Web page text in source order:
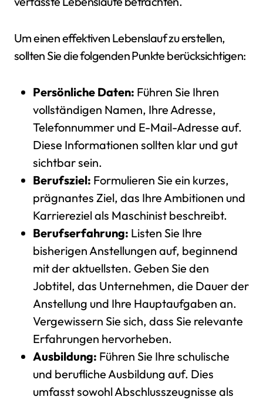
Um einen effektiven Lebenslauf zu erstellen,
sollten Sie die folgenden Punkte berücksichtigen:
Persönliche Daten: Führen Sie Ihren
vollständigen Namen, Ihre Adresse,
Telefonnummer und E-Mail-Adresse auf.
Diese Informationen sollten klar und gut
sichtbar sein.
Berufsziel: Formulieren Sie ein kurzes,
prägnantes Ziel, das Ihre Ambitionen und
Karriereziel als Maschinist beschreibt.
Berufserfahrung: Listen Sie Ihre
bisherigen Anstellungen auf, beginnend
mit der aktuellsten. Geben Sie den
Jobtitel, das Unternehmen, die Dauer der
Anstellung und Ihre Hauptaufgaben an.
Vergewissern Sie sich, dass Sie relevante
Erfahrungen hervorheben.
Ausbildung: Führen Sie Ihre schulische
und berufliche Ausbildung auf. Dies
umfasst sowohl Abschlusszeugnisse als